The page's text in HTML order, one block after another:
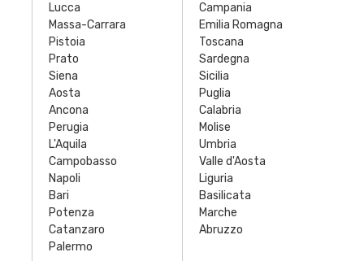
Lucca
Massa-Carrara
Pistoia
Prato
Siena
Aosta
Ancona
Perugia
L'Aquila
Campobasso
Napoli
Bari
Potenza
Catanzaro
Palermo
Campania
Emilia Romagna
Toscana
Sardegna
Sicilia
Puglia
Calabria
Molise
Umbria
Valle d'Aosta
Liguria
Basilicata
Marche
Abruzzo